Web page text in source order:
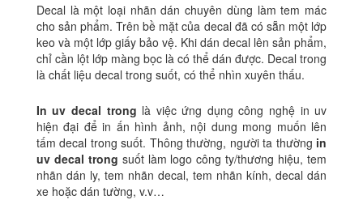
Decal là một loại nhãn dán chuyên dùng làm tem mác
cho sản phẩm. Trên bề mặt của decal đã có sẵn một lớp
keo và một lớp giấy bảo vệ. Khi dán decal lên sản phẩm,
chỉ cần lột lớp màng bọc là có thể dán được. Decal trong
là chất liệu decal trong suốt, có thể nhìn xuyên thấu.
In uv decal trong là việc ứng dụng công nghệ in uv
hiện đại để in ấn hình ảnh, nội dung mong muốn lên
tấm decal trong suốt. Thông thường, người ta thường in
uv decal trong suốt làm logo công ty/thương hiệu, tem
nhãn dán ly, tem nhãn decal, tem nhãn kính, decal dán
xe hoặc dán tường, v.v…